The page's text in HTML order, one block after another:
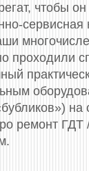
чтобы
проходили
на
ремонт